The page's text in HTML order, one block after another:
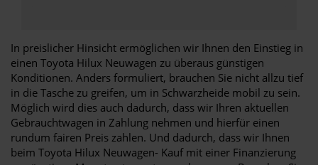
In preislicher Hinsicht ermöglichen wir Ihnen den Einstieg in
einen Toyota Hilux Neuwagen zu überaus günstigen
Konditionen. Anders formuliert, brauchen Sie nicht allzu tief
in die Tasche zu greifen, um in Schwarzheide mobil zu sein.
Möglich wird dies auch dadurch, dass wir Ihren aktuellen
Gebrauchtwagen in Zahlung nehmen und hierfür einen
rundum fairen Preis zahlen. Und dadurch, dass wir Ihnen
beim Toyota Hilux Neuwagen- Kauf mit einer Finanzierung